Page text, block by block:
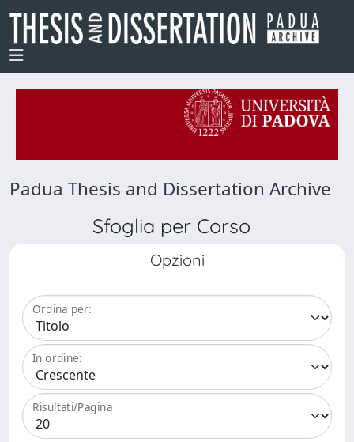
Padua Thesis and Dissertation Archive
Sfoglia per Corso
Opzioni
Ordina per:
In ordine:
Risultati/Pagina